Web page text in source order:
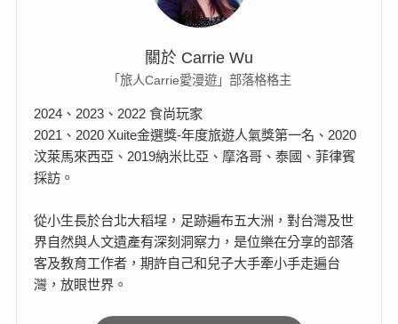
關於 Carrie Wu
「旅人Carrie愛漫遊」部落格格主
2024、2023、2022 食尚玩家
2021、2020 Xuite金選獎-年度旅遊人氣獎第一名、2020
汶萊馬來西亞、2019納米比亞、摩洛哥、泰國、菲律賓
採訪。
從小生長於台北大稻埕，足跡遍布五大洲，對台灣及世
界自然與人文遺產有深刻洞察力，是位樂在分享的部落
客及教育工作者，期許自己和兒子大手牽小手走遍台
灣，放眼世界。